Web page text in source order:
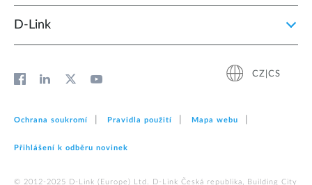
D‑Link
CZ|CS
Ochrana soukromí Pravidla použití Mapa webu
Přihlášení k odběru novinek
© 2012‑2025 D‑Link (Europe) Ltd. D-Link Česká republika, Building City